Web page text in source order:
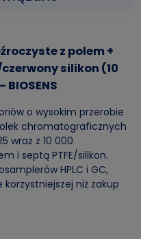
z polem +
silikon (10
o wysokim przerobie
chromatograficznych
wraz z 10 000
i septą PTFE/silikon.
HPLC i GC,
niż zakup